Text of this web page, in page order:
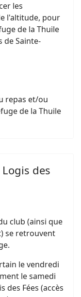
les
l'altitude, pour
de la Thuile
de Sainte-
repas et/ou
de la Thuile
des
club (ainsi que
se retrouvent
le vendredi
le samedi
des Fées (accès